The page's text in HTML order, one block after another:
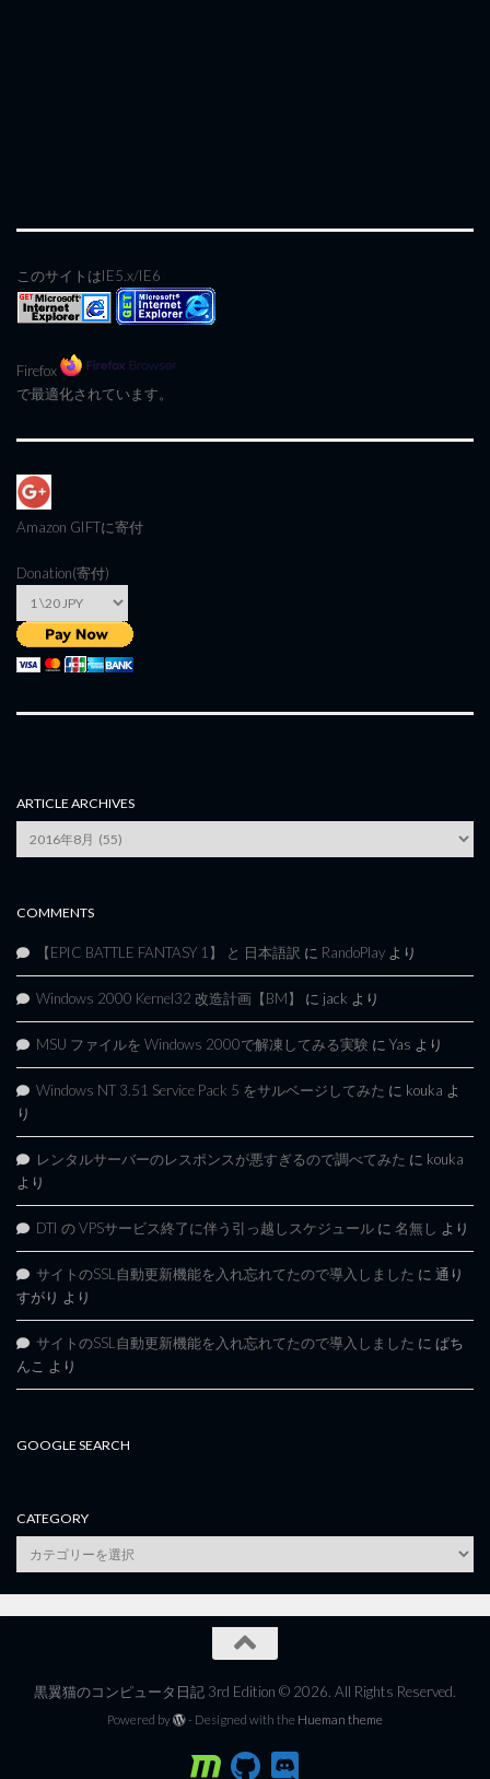
このサイトはIE5.x/IE6
Firefox
で最適化されています。
Amazon GIFTに寄付
Donation(寄付)
ARTICLE ARCHIVES
Archives
COMMENTS
【EPIC BATTLE FANTASY 1】 と 日本語訳 に RandoPlay より
Windows 2000 Kernel32 改造計画【BM】 に jack より
MSU ファイルを Windows 2000で解凍してみる実験 に Yas より
Windows NT 3.51 Service Pack 5 をサルベージしてみた に kouka よ
り
レンタルサーバーのレスポンスが悪すぎるので調べてみた に kouka
より
DTI の VPSサービス終了に伴う引っ越しスケジュール に 名無し より
サイトのSSL自動更新機能を入れ忘れてたので導入しました に 通り
すがり より
サイトのSSL自動更新機能を入れ忘れてたので導入しました に ぱち
んこ より
GOOGLE SEARCH
CATEGORY
category
黒翼猫のコンピュータ日記 3rd Edition © 2026. All Rights Reserved.
Powered by - Designed with the Hueman theme